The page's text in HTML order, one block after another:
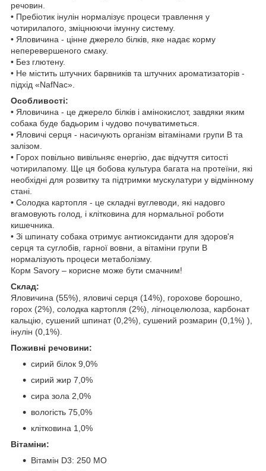
речовин.
• Пребіотик інулін нормалізує процеси травлення у
чотирилапого, зміцнюючи імунну систему.
• Яловичина - цінне джерело білків, яке надає корму
неперевершеного смаку.
• Без глютену.
• Не містить штучних барвників та штучних ароматизаторів -
підхід «NafNac».
Особливості:
• Яловичина - це джерело білків і амінокислот, завдяки яким
собака буде бадьорим і чудово почуватиметься.
• Яловичі серця - насичують організм вітамінами групи В та
залізом.
• Горох повільно вивільняє енергію, дає відчуття ситості
чотирилапому. Ще ця бобова культура багата на протеїни, які
необхідні для розвитку та підтримки мускулатури у відмінному
стані.
• Солодка картопля - це складні вуглеводи, які надовго
вгамовують голод, і клітковина для нормальної роботи
кишечника.
• Зі шпинату собака отримує антиоксиданти для здоров'я
серця та суглобів, гарної вовни, а вітаміни групи В
нормалізують процеси метаболізму.
Корм Savory – корисне може бути смачним!
Склад:
Яловичина (55%), яловичі серця (14%), горохове борошно,
горох (2%), солодка картопля (2%), лігноцелюлоза, карбонат
кальцію, сушений шпинат (0,2%), сушений розмарин (0,1%) ),
інулін (0,1%).
Поживні речовини:
сирий білок 9,0%
сирий жир 7,0%
сира зола 2,0%
вологість 75,0%
клітковина 1,0%
Вітаміни:
Вітамін D3: 250 МО